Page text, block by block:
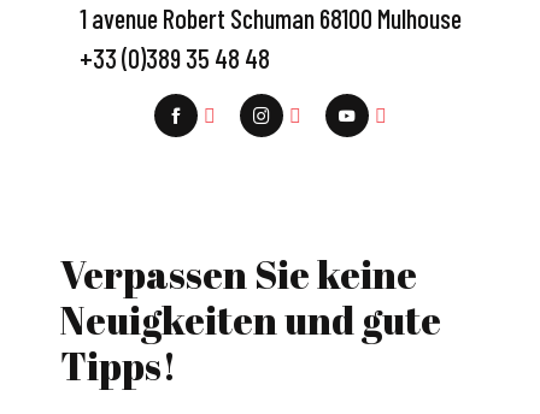
1 avenue Robert Schuman 68100 Mulhouse
+33 (0)389 35 48 48
Verpassen Sie keine
Neuigkeiten und gute
Tipps!